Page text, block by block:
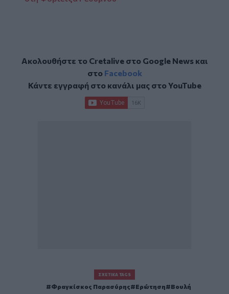
Ακολουθήστε το Cretalive στο Google Newsκαι
στο Facebook
Κάντε εγγραφή στο κανάλι μας στοYouTube
ΣΧΕΤΙΚΆ TAGS
Φραγκίσκος Παρασύρης Ερώτηση
Βουλή